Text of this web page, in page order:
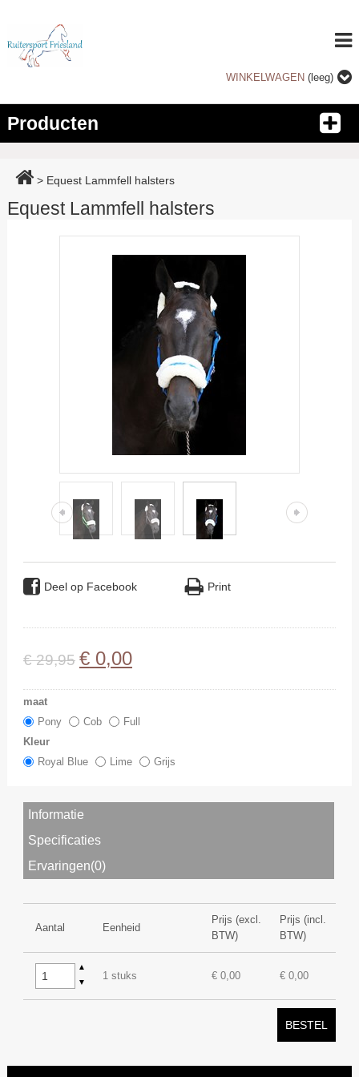
WINKELWAGEN (leeg)
Producten
> Equest Lammfell halsters
Equest Lammfell halsters
Deel op Facebook Print
€ 29,95 € 0,00
maat
Pony
Cob
Full
Kleur
Royal Blue
Lime Grijs
Informatie
Specificaties
Ervaringen(0)
Aantal Eenheid
Prijs (excl.
BTW)
Prijs (incl.
BTW)
▲
▼
1 stuks € 0,00 € 0,00
BESTEL